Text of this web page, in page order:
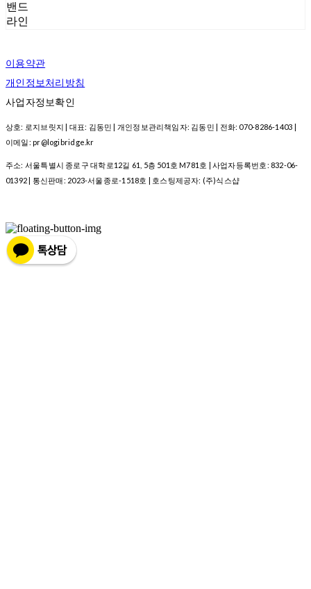
밴드
라인
이용약관
개인정보처리방침
사업자정보확인
상호: 로지브릿지 | 대표: 김동민 | 개인정보관리책임자: 김동민 | 전화: 070-8286-1403 |
이메일: pr@logibridge.kr
주소: 서울특별시 종로구 대학로12길 61, 5층 501호 M781호 | 사업자등록번호: 832-06-
01392 | 통신판매: 2023-서울종로-1518호 | 호스팅제공자: (주)식스샵